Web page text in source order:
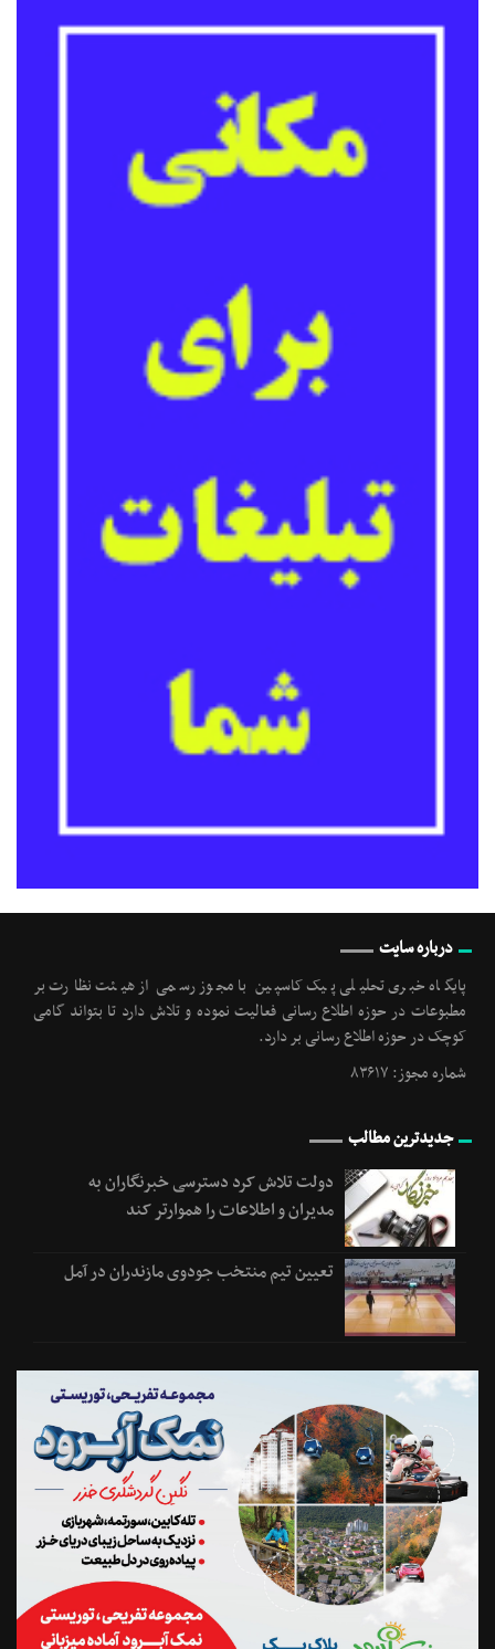
درباره سایت
پایگاه خبری تحلیلی پیک کاسپین با مجوز رسمی از هیئت نظارت بر
مطبوعات در حوزه اطلاع رسانی فعالیت نموده و تلاش دارد تا بتواند گامی
کوچک در حوزه اطلاع رسانی بر دارد.
شماره مجوز: ۸۳۶۱۷
جدیدترین مطالب
دولت تلاش کرد دسترسی خبرنگاران به
مدیران و اطلاعات را هموارتر کند
تعیین تیم منتخب جودوی مازندران در آمل